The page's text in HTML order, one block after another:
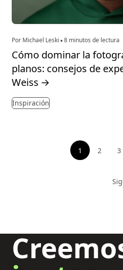
Por Michael Leski 8 minutos de lectura
Cómo dominar la
planos: consejos de
Weiss →
Inspiración
Paginación 1 Ver
2 3
Ir a